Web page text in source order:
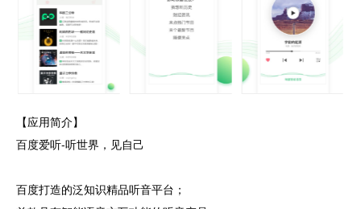
【应用简介】
百度爱听-听世界，见自己
百度打造的泛知识精品听音平台；